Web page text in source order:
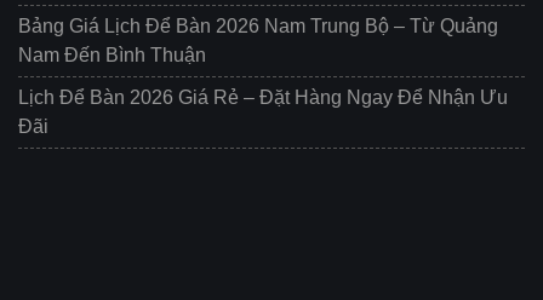
Bảng Giá Lịch Để Bàn 2026 Nam Trung Bộ – Từ Quảng
Nam Đến Bình Thuận
Lịch Để Bàn 2026 Giá Rẻ – Đặt Hàng Ngay Để Nhận Ưu
Đãi